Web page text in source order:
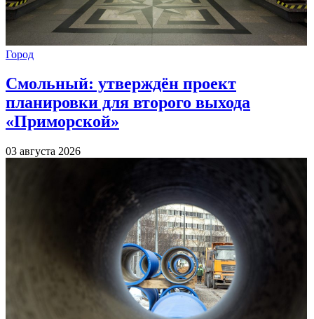
Город
Смольный: утверждён проект
планировки для второго выхода
«Приморской»
03 августа 2026